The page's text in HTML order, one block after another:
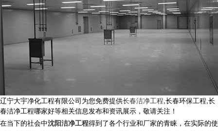
辽宁大宇净化工程有限公司为您免费提供长春洁净工程,长春环保工程,长
春洁净工程哪家好等相关信息发布和资讯展示，敬请关注！
在当下的社会中沈阳洁净工程得到了各个行业和厂家的青睐，在实际的使